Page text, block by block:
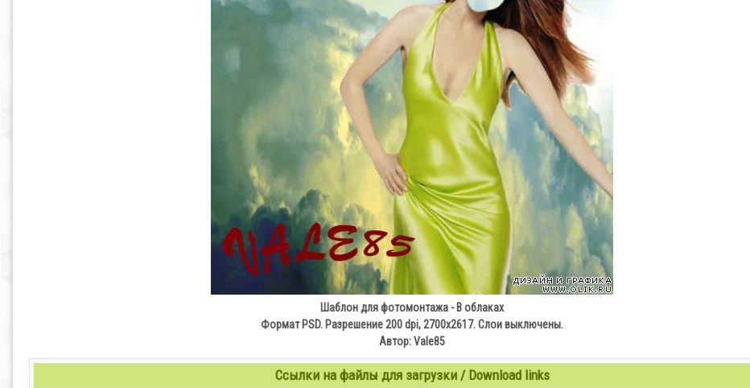
Шаблон для фотомонтажа - В облаках
Формат PSD. Разрешение 200 dpi, 2700х2617. Слои выключены.
Автор: Vale85
Ссылки на файлы для загрузки / Download links